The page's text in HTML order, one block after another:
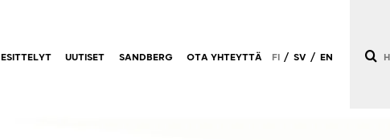
ESITTELYT UUTISET SANDBERG OTA YHTEYTTÄ FI / SV / EN